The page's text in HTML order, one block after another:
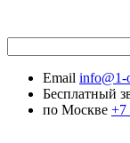
Email info@1-
Бесплатный
по Москве +7